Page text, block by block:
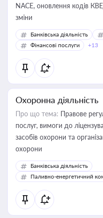
NACE, оновлення кодів
зміни
Банківська діяльність
Фінансові послуги
+13
Охоронна діяльність
Про що тема: Правове
послуг, вимоги до
засобів охорони та
охорони
Банківська діяльність
Паливно-енергетичний